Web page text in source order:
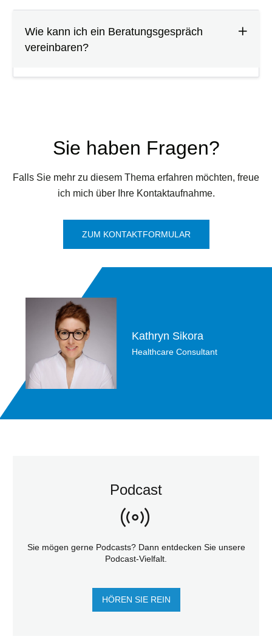
Wie kann ich ein Beratungsgespräch
vereinbaren?
Sie haben Fragen?
Falls Sie mehr zu diesem Thema erfahren möchten, freue
ich mich über Ihre Kontaktaufnahme.
ZUM KONTAKTFORMULAR
Kathryn Sikora
Healthcare Consultant
Podcast
Sie mögen gerne Podcasts? Dann entdecken Sie unsere
Podcast-Vielfalt.
HÖREN SIE REIN